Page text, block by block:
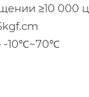
≥10 000
-10℃~70℃